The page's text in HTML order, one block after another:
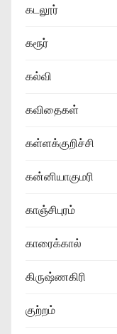
கடலூர்
கரூர்
கல்வி
கவிதைகள்
கள்ளக்குறிச்சி
கன்னியாகுமரி
காஞ்சிபுரம்
காரைக்கால்
கிருஷ்ணகிரி
குற்றம்